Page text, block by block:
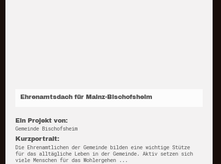
Ehrenamtsdach für Mainz-Bischofsheim
Ein Projekt von:
Gemeinde Bischofsheim
Kurzportrait:
Die Ehrenamtlichen der Gemeinde bilden eine wichtige Stütze
für das alltägliche Leben in der Gemeinde. Aktiv setzen sich
viele Menschen für das Wohlergehen ...